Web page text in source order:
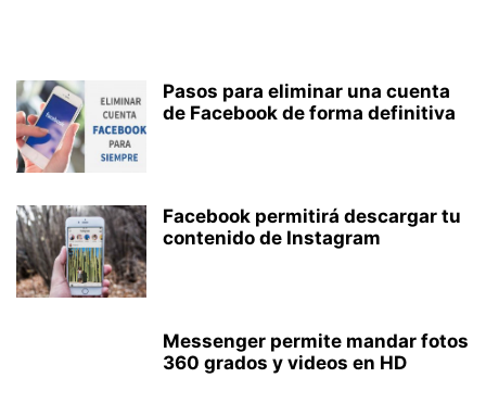
Pasos para eliminar una cuenta
de Facebook de forma definitiva
Facebook permitirá descargar tu
contenido de Instagram
Messenger permite mandar fotos
360 grados y videos en HD